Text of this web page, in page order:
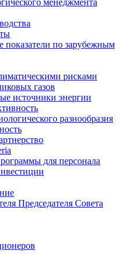
менеджмента
показатели по зарубежным
рисками
газов
источники энергии
разнообразия
для персонала
Председателя Совета